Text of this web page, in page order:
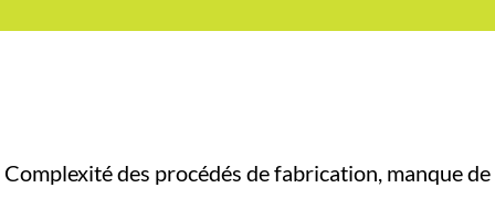
Complexité des procédés de fabrication, manque de